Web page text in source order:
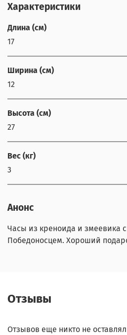
Характеристики
Длина (см)
17
Ширина (см)
12
Высота (см)
27
Вес (кг)
3
Анонс
Часы из креноида и змеевика
Победоносцем. Хороший
Отзывы
Отзывов еще никто не оставлял